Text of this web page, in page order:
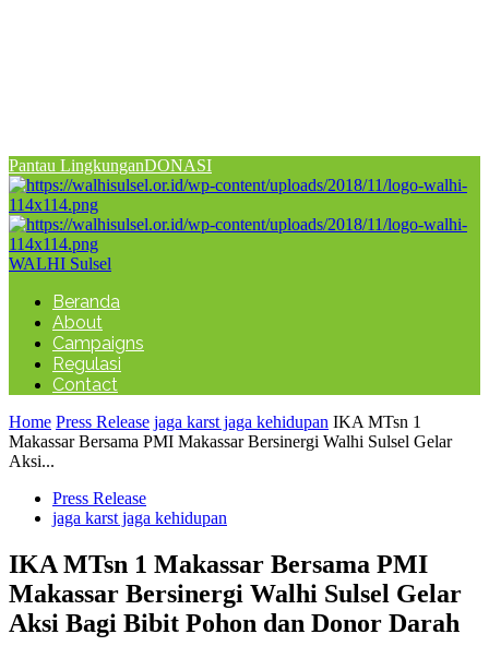
Pantau LingkunganDONASI
WALHI Sulsel
Beranda
About
Campaigns
Regulasi
Contact
Home Press Release jaga karst jaga kehidupan IKA MTsn 1
Makassar Bersama PMI Makassar Bersinergi Walhi Sulsel Gelar
Aksi...
Press Release
jaga karst jaga kehidupan
IKA MTsn 1 Makassar Bersama PMI
Makassar Bersinergi Walhi Sulsel Gelar
Aksi Bagi Bibit Pohon dan Donor Darah